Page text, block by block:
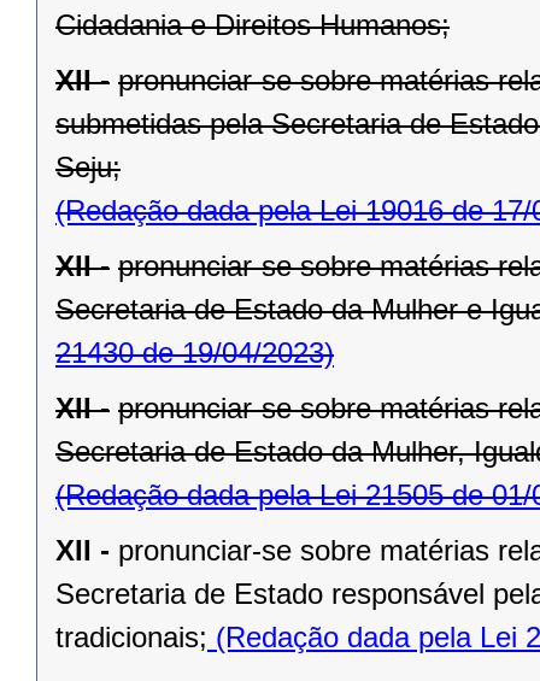
Cidadania e Direitos Humanos;
XII - pronunciar-se sobre matérias
submetidas pela Secretaria de
Seju;
(Redação dada pela Lei 19016 de 17/
XII - pronunciar-se sobre matérias
Secretaria de Estado da Mulher e
21430 de 19/04/2023)
XII - pronunciar-se sobre matérias
Secretaria de Estado da Mulher,
(Redação dada pela Lei 21505 de 01/
XII - pronunciar-se sobre matérias
Secretaria de Estado responsável
tradicionais; (Redação dada pela Lei